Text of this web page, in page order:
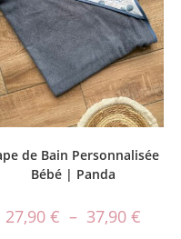
de Bain Personnalisée
Bébé | Panda
27,90€ – 37,90€